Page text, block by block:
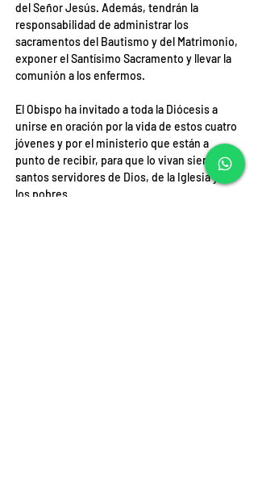
del Señor Jesús. Además, tendrán la
responsabilidad de administrar los
sacramentos del Bautismo y del Matrimonio,
exponer el Santísimo Sacramento y llevar la
comunión a los enfermos.
El Obispo ha invitado a toda la Diócesis a
unirse en oración por la vida de estos cuatro
jóvenes y por el ministerio que están a
punto de recibir, para que lo vivan siendo
santos servidores de Dios, de la Iglesia y de
los pobres.